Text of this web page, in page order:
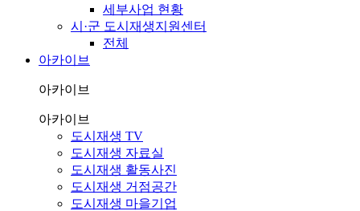
세부사업 현황
시·군 도시재생지원센터
전체
아카이브
아카이브
아카이브
도시재생 TV
도시재생 자료실
도시재생 활동사진
도시재생 거점공간
도시재생 마을기업